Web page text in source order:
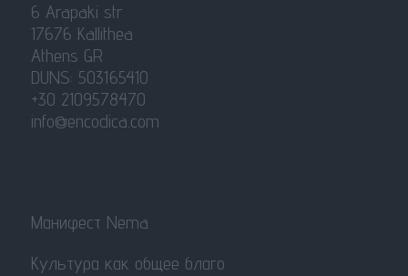
6 Arapaki str
17676 Kallithea
Athens GR
DUNS: 503165410
+30 2109578470
info@encodica.com
Манифест Nema
Культура как общее благо